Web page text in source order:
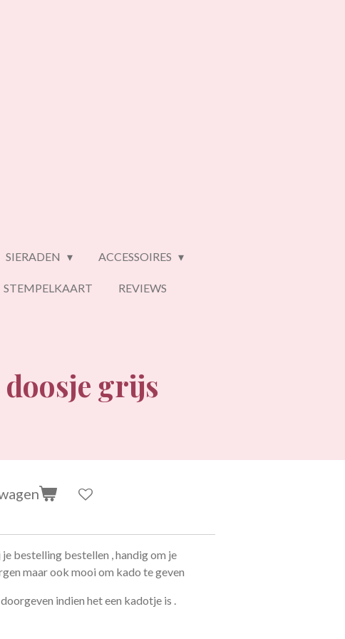
SIERADEN ACCESSOIRES
STEMPELKAART REVIEWS
grijs
bestelling bestellen , handig om je
maar ook mooi om kado te geven
indien het een kadotje is .